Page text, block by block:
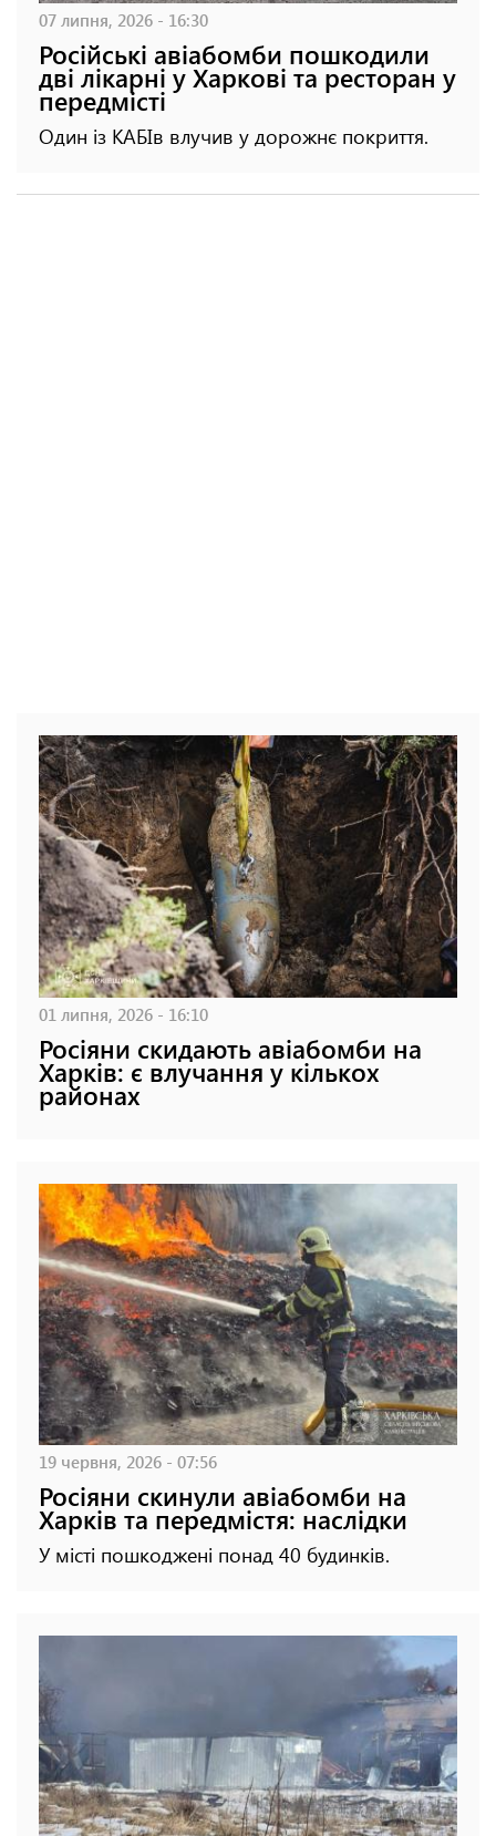
07 липня, 2026 - 16:30
Російські авіабомби пошкодили
дві лікарні у Харкові та ресторан у
передмісті
Один із КАБІв влучив у дорожнє покриття.
01 липня, 2026 - 16:10
Росіяни скидають авіабомби на
Харків: є влучання у кількох
районах
19 червня, 2026 - 07:56
Росіяни скинули авіабомби на
Харків та передмістя: наслідки
У місті пошкоджені понад 40 будинків.